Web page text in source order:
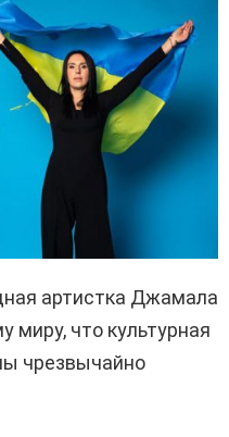
артистка Джамала
миру, что культурная
чрезвычайно